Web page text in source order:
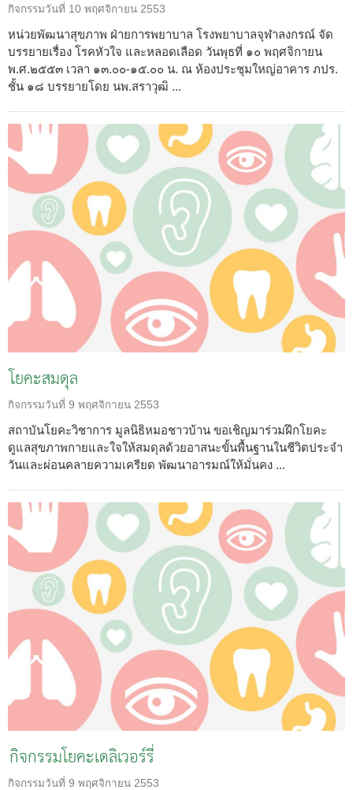
กิจกรรมวันที่ 10 พฤศจิกายน 2553
หน่วยพัฒนาสุขภาพ ฝ่ายการพยาบาล โรงพยาบาลจุฬาลงกรณ์ จัด
บรรยายเรื่อง โรคหัวใจ และหลอดเลือด วันพุธที่ ๑๐ พฤศจิกายน
พ.ศ.๒๕๕๓ เวลา ๑๓.๐๐-๑๕.๐๐ น. ณ ห้องประชุมใหญ่อาคาร ภปร.
ชั้น ๑๘ บรรยายโดย นพ.สราวุฒิ ...
โยคะสมดุล
กิจกรรมวันที่ 9 พฤศจิกายน 2553
สถาบันโยคะวิชาการ มูลนิธิหมอชาวบ้าน ขอเชิญมาร่วมฝึกโยคะ
ดูแลสุขภาพกายและใจให้สมดุลด้วยอาสนะขั้นพื้นฐานในชีวิตประจำ
วันและผ่อนคลายความเครียด พัฒนาอารมณ์ให้มั่นคง ...
กิจกรรมโยคะเดลิเวอร์รี่
กิจกรรมวันที่ 9 พฤศจิกายน 2553